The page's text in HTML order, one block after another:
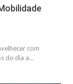
com
do dia a…